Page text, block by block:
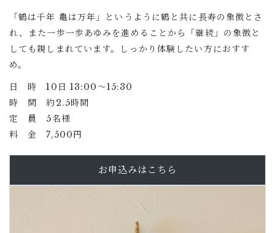
「鶴は千年 亀は万年」というように鶴と共に長寿の象徴とさ
れ、また一歩一歩あゆみを進めることから「継続」の象徴と
しても親しまれています。しっかり体験したい方におすす
め。
日 時 10日 13:00〜15:30
時 間 約2.5時間
定 員 5名様
料 金 7,500円
お申込みはこちら